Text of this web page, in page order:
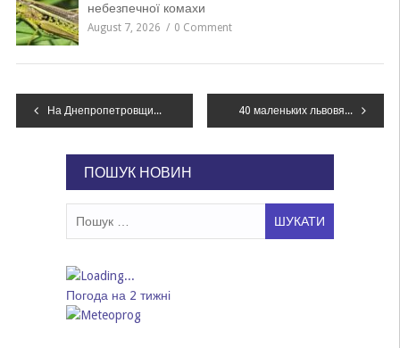
небезпечної комахи
August 7, 2026 0 Comment
Навігація
На Днепропетровщине задержали банду нелегальных дровосеков 40 маленьких львовян уже третий день исследуют Днепр
ПОШУК НОВИН
Погода на 2 тижні